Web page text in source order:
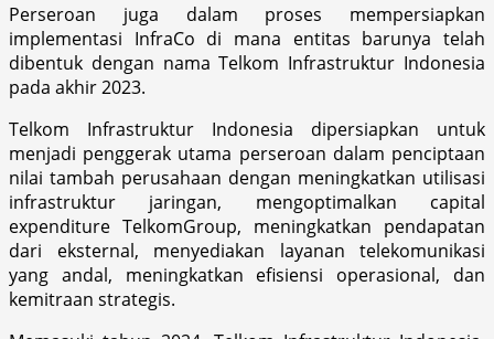
Perseroan juga dalam proses mempersiapkan
implementasi InfraCo di mana entitas barunya telah
dibentuk dengan nama Telkom Infrastruktur Indonesia
pada akhir 2023.
Telkom Infrastruktur Indonesia dipersiapkan untuk
menjadi penggerak utama perseroan dalam penciptaan
nilai tambah perusahaan dengan meningkatkan utilisasi
infrastruktur jaringan, mengoptimalkan capital
expenditure TelkomGroup, meningkatkan pendapatan
dari eksternal, menyediakan layanan telekomunikasi
yang andal, meningkatkan efisiensi operasional, dan
kemitraan strategis.